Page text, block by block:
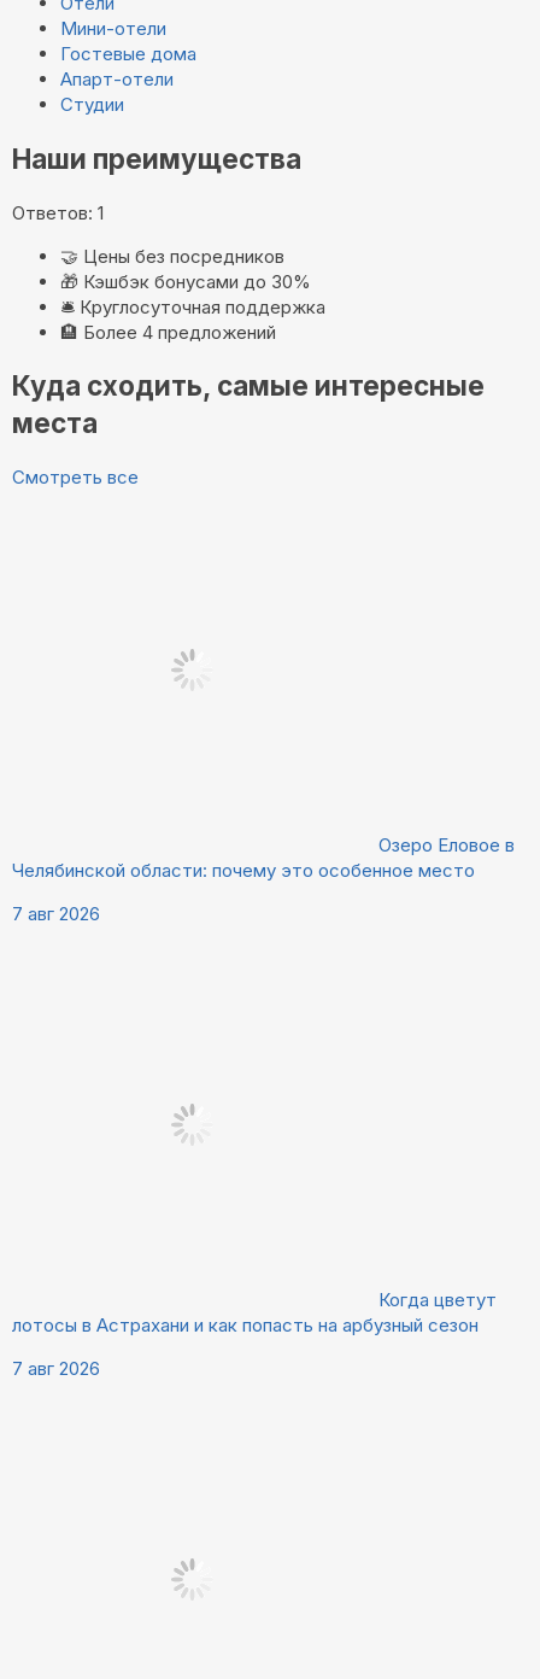
Мини-отели
Гостевые дома
Апарт-отели
Студии
Наши преимущества
Ответов: 1
🤝 Цены без посредников
🎁 Кэшбэк бонусами до 30%
🛎️ Круглосуточная поддержка
🏨 Более 4 предложений
Куда сходить, самые интересные
места
Смотреть все
Озеро Еловое в
Челябинской области: почему это особенное место
7 авг 2026
Когда цветут
лотосы в Астрахани и как попасть на арбузный сезон
7 авг 2026